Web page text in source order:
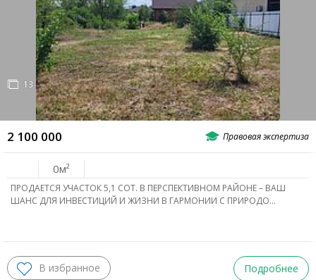
2 100 000
13
0
ПРОДАЕТСЯ УЧАСТОК 5,1 СОТ. В ПЕРСПЕКТИВНОМ РАЙОНЕ – ВАШ
ШАНС ДЛЯ ИНВЕСТИЦИЙ И ЖИЗНИ В ГАРМОНИИ С ПРИРОДО…
Подробнее